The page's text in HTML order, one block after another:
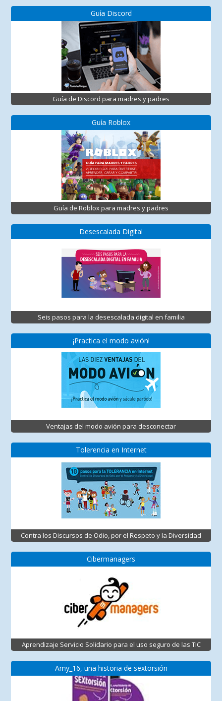
Guía Discord
Guía de Discord para madres y padres
Guía Roblox
Guía de Roblox para madres y padres
Desescalada Digital
Seis pasos para la desescalada digital en familia
¡Practica el modo avión!
Ventajas del modo avión para desconectar
Tolerencia en Internet
Contra los Discursos de Odio, por el Respeto y la Diversidad
Cibermanagers
Aprendizaje Servicio Solidario para el uso seguro de las TIC
Amy_16, una historia de sextorsión